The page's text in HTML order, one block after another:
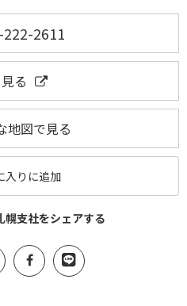
2611
る
地図で見る
入りに追加
幌支社をシェアする